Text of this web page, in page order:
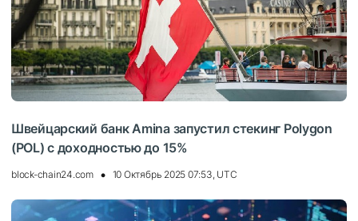
Швейцарский банк Amina запустил стекинг Polygon
(POL) с доходностью до 15%
block-chain24.com 10 Октябрь 2025 07:53, UTC